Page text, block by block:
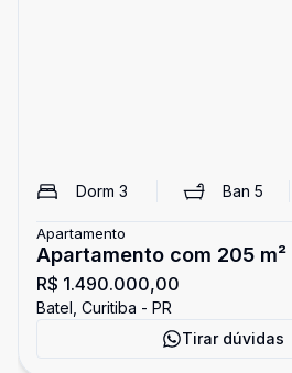
Dorm 3 Ban5
Apartamento
Apartamento com 205 m²
Praça do Japão | 3
R$ 1.490.000,00
Batel, Curitiba - PR
Tirar dúvidas